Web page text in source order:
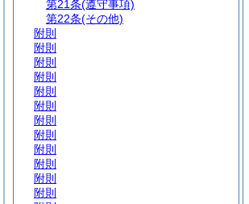
第21条(遵守事項)
第22条(その他)
附則
附則
附則
附則
附則
附則
附則
附則
附則
附則
附則
附則